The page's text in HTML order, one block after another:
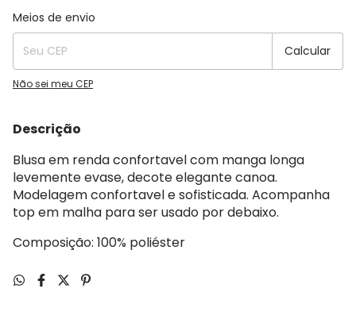
Entregas para o CEP:
Meios de envio
Calcular
Não sei meu CEP
Descrição
Blusa em renda confortavel com manga longa
levemente evase, decote elegante canoa.
Modelagem confortavel e sofisticada. Acompanha
top em malha para ser usado por debaixo.
Composição: 100% poliéster